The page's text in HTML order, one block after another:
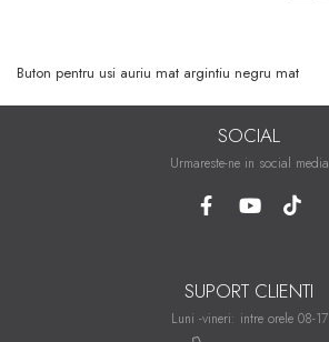
Buton pentru usi auriu mat argintiu negru mat
SOCIAL
Urmareste-ne in social media
SUPORT CLIENTI
Luni -vineri: intre orele 08-17